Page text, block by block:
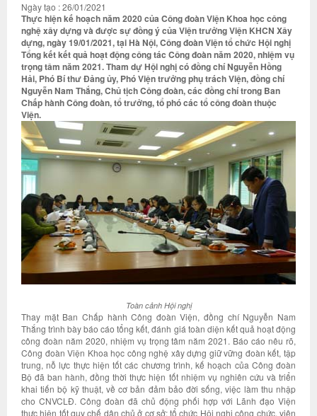
Ngày tạo : 26/01/2021
Thực hiện kế hoạch năm 2020 của Công đoàn Viện Khoa học công
nghệ xây dựng và được sự đồng ý của Viện trưởng Viện KHCN Xây
dựng, ngày 19/01/2021, tại Hà Nội, Công đoàn Viện tổ chức Hội nghị
Tổng kết kết quả hoạt động công tác Công đoàn năm 2020, nhiệm vụ
trọng tâm năm 2021. Tham dự Hội nghị có đồng chí Nguyễn Hồng
Hải, Phó Bí thư Đảng ủy, Phó Viện trưởng phụ trách Viện, đồng chí
Nguyễn Nam Thắng, Chủ tịch Công đoàn, các đồng chí trong Ban
Chấp hành Công đoàn, tổ trưởng, tổ phó các tổ công đoàn thuộc
Viện.
Toàn cảnh Hội nghị
Thay mặt Ban Chấp hành Công đoàn Viện, đồng chí Nguyễn Nam
Thắng trình bày báo cáo tổng kết, đánh giá toàn diện kết quả hoạt động
công đoàn năm 2020, nhiệm vụ trọng tâm năm 2021. Báo cáo nêu rõ,
Công đoàn Viện Khoa học công nghệ xây dựng giữ vững đoàn kết, tập
trung, nỗ lực thực hiện tốt các chương trình, kế hoạch của Công đoàn
Bộ đã ban hành, đồng thời thực hiện tốt nhiệm vụ nghiên cứu và triển
khai tiến bộ kỹ thuật, về cơ bản đảm bảo đời sống, việc làm thu nhập
cho CNVCLĐ. Công đoàn đã chủ động phối hợp với Lãnh đạo Viện
thực hiện tốt quy chế dân chủ ở cơ sở; tổ chức Hội nghị công chức, viên